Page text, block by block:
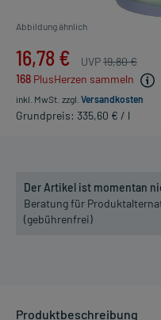
Abbildung ähnlich
16,78 € UVP19,80 €
168 PlusHerzen sammeln
inkl. MwSt. zzgl. Versandkosten
Grundpreis: 335,60 € / l
Der Artikel ist momentan
Beratung für
(gebührenfrei)
Produktbeschreibung